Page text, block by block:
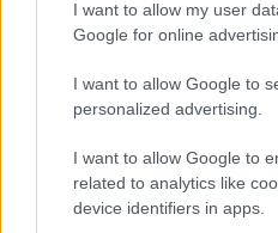
I want to allow my user
Google for online
I want to allow Google to
personalized advertising.
I want to allow Google to
related to analytics like
device identifiers in apps.